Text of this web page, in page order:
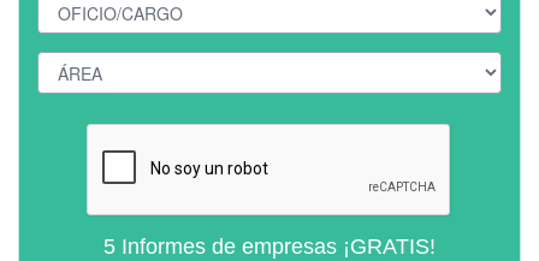
5 Informes de empresas ¡GRATIS!